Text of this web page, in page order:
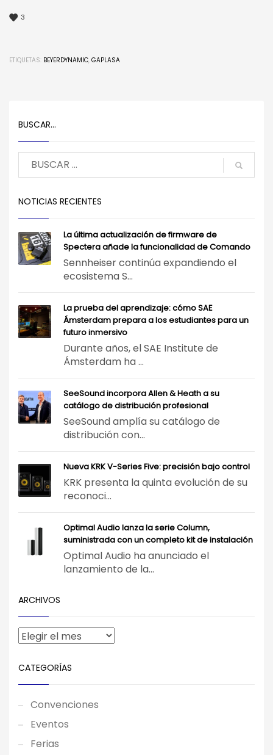
3
ETIQUETAS: BEYERDYNAMIC, GAPLASA
BUSCAR…
NOTICIAS RECIENTES
La última actualización de firmware de
Spectera añade la funcionalidad de Comando
Sennheiser continúa expandiendo el
ecosistema S...
La prueba del aprendizaje: cómo SAE
Ámsterdam prepara a los estudiantes para un
futuro inmersivo
Durante años, el SAE Institute de
Ámsterdam ha ...
SeeSound incorpora Allen & Heath a su
catálogo de distribución profesional
SeeSound amplía su catálogo de
distribución con...
Nueva KRK V-Series Five: precisión bajo control
KRK presenta la quinta evolución de su
reconoci...
Optimal Audio lanza la serie Column,
suministrada con un completo kit de instalación
Optimal Audio ha anunciado el
lanzamiento de la...
ARCHIVOS
CATEGORÍAS
Convenciones
Eventos
Ferias